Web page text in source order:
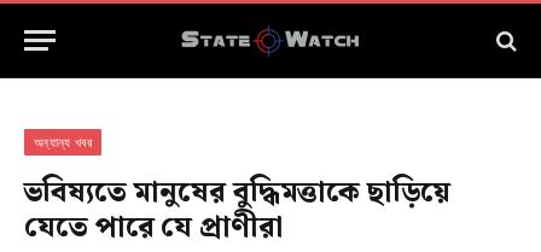
অন্যান্য খবর
ভবিষ্যতে মানুষের বুদ্ধিমত্তাকে ছাড়িয়ে
যেতে পারে যে প্রাণীরা